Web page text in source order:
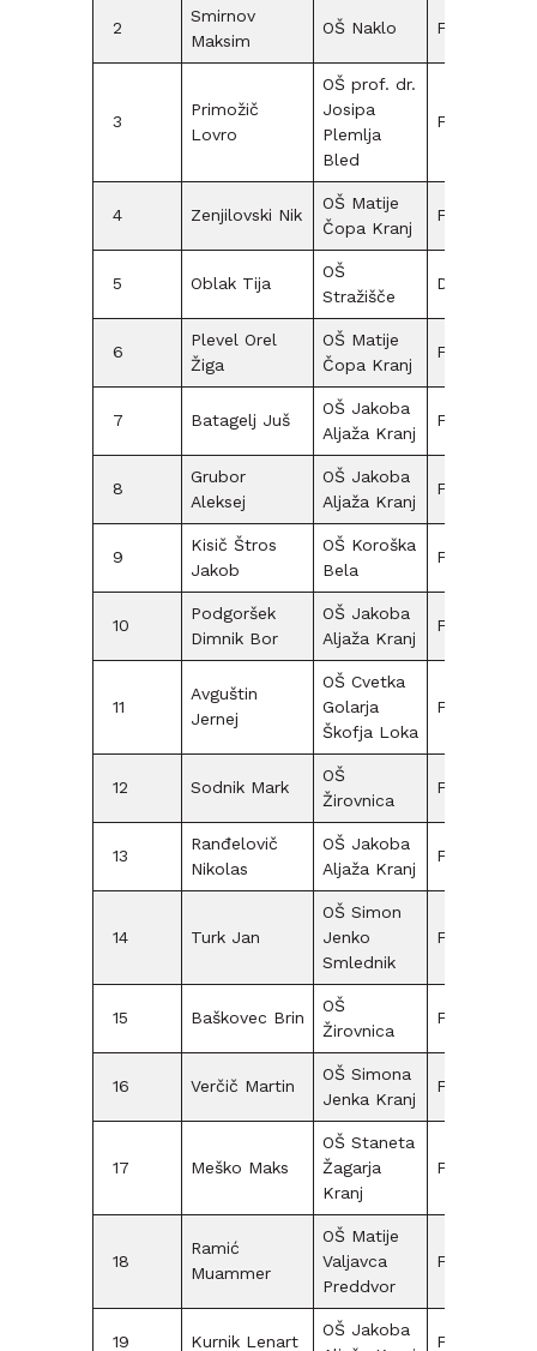
2
Smirnov
Maksim
OŠ Naklo F15
3
Primožič
Lovro
OŠ prof. dr.
Josipa
Plemlja
Bled
F15
4 Zenjilovski Nik
OŠ Matije
Čopa Kranj
F15
5 Oblak Tija
OŠ
Stražišče
D12
6
Plevel Orel
Žiga
OŠ Matije
Čopa Kranj
F15
7 Batagelj Juš
OŠ Jakoba
Aljaža Kranj
F12
8
Grubor
Aleksej
OŠ Jakoba
Aljaža Kranj
F15
9
Kisič Štros
Jakob
OŠ Koroška
Bela
F15
10
Podgoršek
Dimnik Bor
OŠ Jakoba
Aljaža Kranj
F12
11
Avguštin
Jernej
OŠ Cvetka
Golarja
Škofja Loka
F15
12 Sodnik Mark
OŠ
Žirovnica
F12
13
Ranđelovič
Nikolas
OŠ Jakoba
Aljaža Kranj
F12
14 Turk Jan
OŠ Simon
Jenko
Smlednik
F09
15 Baškovec Brin
OŠ
Žirovnica
F12
16 Verčič Martin
OŠ Simona
Jenka Kranj
F15
17 Meško Maks
OŠ Staneta
Žagarja
Kranj
F15
18
Ramić
Muammer
OŠ Matije
Valjavca
Preddvor
F15
19 Kurnik Lenart
OŠ Jakoba
F12